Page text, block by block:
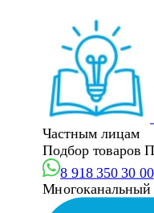
Частным лицам
Подбор товаров
8 918 350 30 00
Многоканальный